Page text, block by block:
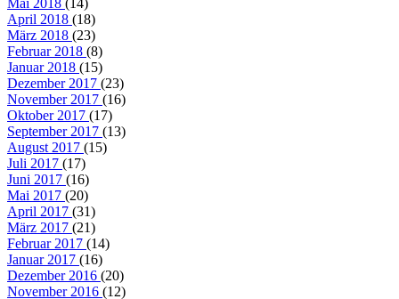
April 2018 (18)
März 2018 (23)
Februar 2018 (8)
Januar 2018 (15)
Dezember 2017 (23)
November 2017 (16)
Oktober 2017 (17)
September 2017 (13)
August 2017 (15)
Juli 2017 (17)
Juni 2017 (16)
Mai 2017 (20)
April 2017 (31)
März 2017 (21)
Februar 2017 (14)
Januar 2017 (16)
Dezember 2016 (20)
November 2016 (12)